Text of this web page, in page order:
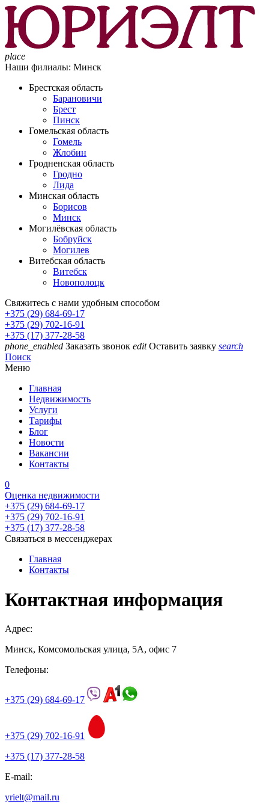
place
Наши филиалы: Минск
Брестская область
Барановичи
Брест
Пинск
Гомельская область
Гомель
Жлобин
Гродненская область
Гродно
Лида
Минская область
Борисов
Минск
Могилёвская область
Бобруйск
Могилев
Витебская область
Витебск
Новополоцк
Свяжитесь с нами удобным способом
+375 (29) 684-69-17
+375 (29) 702-16-91
+375 (17) 377-28-58
phone_enabled Заказать звонок edit Оставить заявку search
Поиск
Меню
Главная
Недвижимость
Услуги
Тарифы
Блог
Новости
Вакансии
Контакты
0
Оценка недвижимости
+375 (29) 684-69-17
+375 (29) 702-16-91
+375 (17) 377-28-58
Связаться в мессенджерах
Главная
Контакты
Контактная информация
Адрес:
Минск, Комсомольская улица, 5А, офис 7
Телефоны:
+375 (29) 684-69-17
+375 (29) 702-16-91
+375 (17) 377-28-58
E-mail:
yrielt@mail.ru